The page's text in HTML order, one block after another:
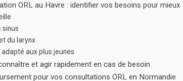
ORL au Havre : identifier vos besoins pour mieux
sinus
du larynx
adapté aux plus jeunes
et agir rapidement en cas de besoin
pour vos consultations ORL en Normandie